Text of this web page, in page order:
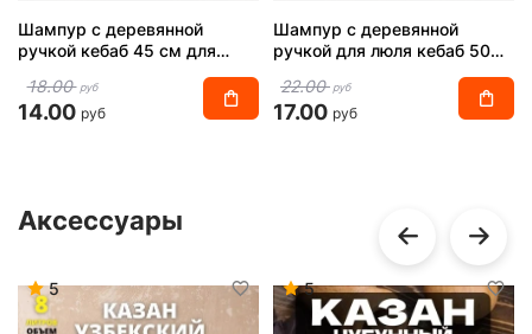
Шампур с деревянной
ручкой кебаб 45 см для
18.00 руб
14.00 руб
Шампур с деревянной
ручкой для люля кебаб 50
22.00 руб
17.00 руб
Аксессуары
5 5